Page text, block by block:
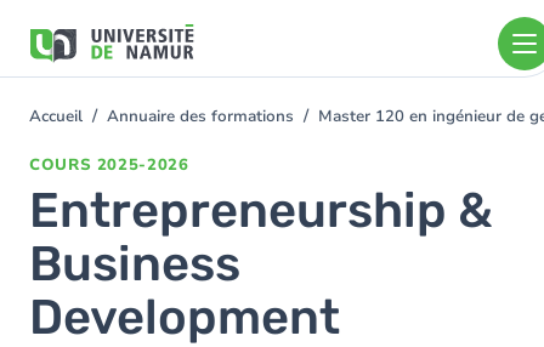
contenu
You
Accueil Annuaire des formations Master 120 en ingénieur de
COURS 2025-2026
Entrepreneurship &
Business
Development